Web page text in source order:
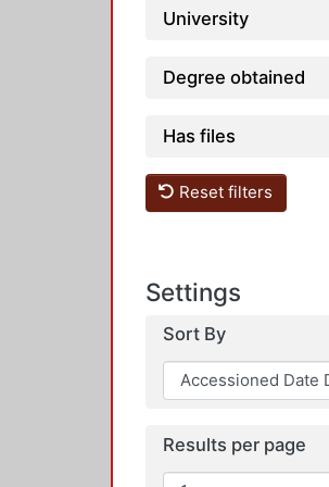
University
Degree obtained
Has files
Reset filters
Settings
Sort By
Results per page